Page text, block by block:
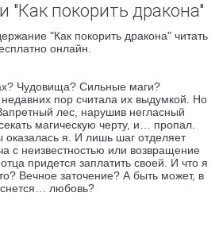
"Как покорить дракона"
"Как покорить дракона" читать
онлайн.
Чудовища? Сильные маги?
пор считала их выдумкой. Но
лес, нарушив негласный
магическую черту, и… пропал.
оказалась я. И лишь шаг отделяет
с неизвестностью или возвращение
придется заплатить своей. И что я
Вечное заточение? А быть может, в
любовь?